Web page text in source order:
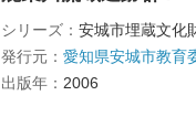
シリーズ：
発行元： 愛知県安城市教育
出版年： 2006